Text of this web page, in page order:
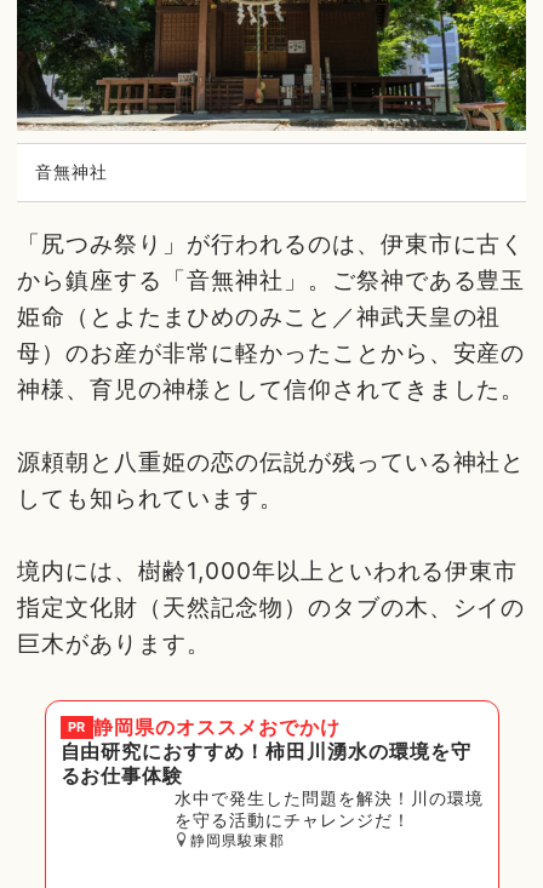
音無神社
「尻つみ祭り」が行われるのは、伊東市に古く
から鎮座する「音無神社」。ご祭神である豊玉
姫命（とよたまひめのみこと／神武天皇の祖
母）のお産が非常に軽かったことから、安産の
神様、育児の神様として信仰されてきました。
源頼朝と八重姫の恋の伝説が残っている神社と
しても知られています。
境内には、樹齢1,000年以上といわれる伊東市
指定文化財（天然記念物）のタブの木、シイの
巨木があります。
PR 静岡県のオススメおでかけ
自由研究におすすめ！柿田川湧水の環境を守
るお仕事体験
水中で発生した問題を解決！川の環境
を守る活動にチャレンジだ！
静岡県駿東郡